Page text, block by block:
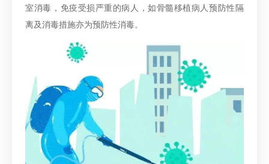
室消毒，免疫受损严重的病人，如骨髓移植病人预防性隔
离及消毒措施亦为预防性消毒。